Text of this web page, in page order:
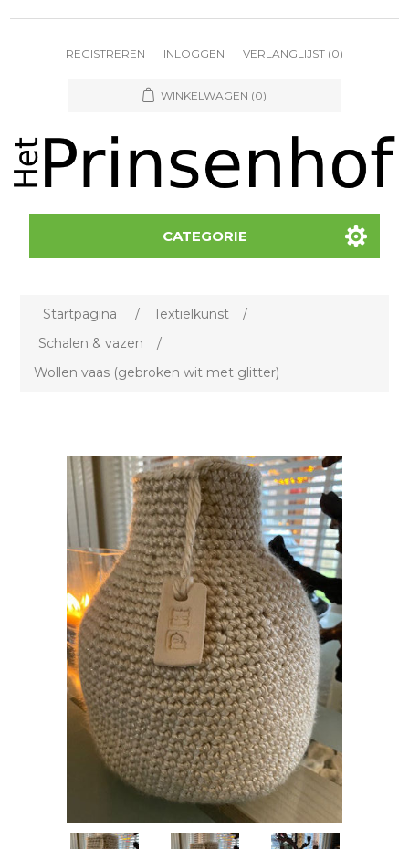
REGISTREREN INLOGGEN VERLANGLIJST (0)
WINKELWAGEN (0)
CATEGORIE
Startpagina / Textielkunst
/
Schalen & vazen
/
Wollen vaas (gebroken wit met glitter)